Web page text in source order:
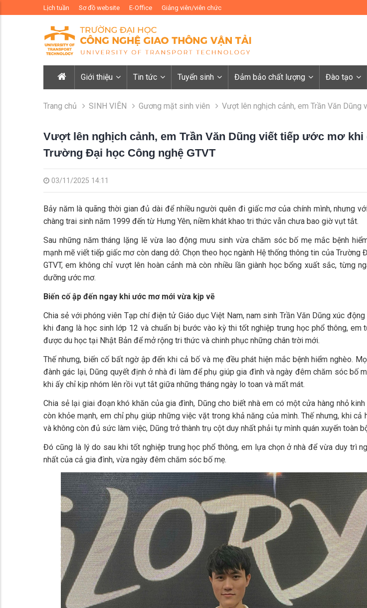
Lịch tuần Sơ đồ website E-Office Giảng viên/viên chức
Giới thiệu Tin tức Tuyển sinh Đảm bảo chất lượng Đào tạo
Trang chủ SINH VIÊN Gương mặt sinh viên Vượt lên nghịch cảnh, em Trần Văn
Vượt lên nghịch cảnh, em Trần Văn Dũng viết tiếp ước mơ khi
Trường Đại học Công nghệ GTVT
03/11/2025 14:11
Bảy năm là quãng thời gian đủ dài để nhiều người quên đi giấc mơ của chính mình, nhưng
chàng trai sinh năm 1999 đến từ Hưng Yên, niềm khát khao tri thức vẫn chưa bao giờ vụt tắt.
Sau những năm tháng lặng lẽ vừa lao động mưu sinh vừa chăm sóc bố mẹ mắc bệnh
mạnh mẽ viết tiếp giấc mơ còn dang dở. Chọn theo học ngành Hệ thống thông tin của Trường
GTVT, em không chỉ vượt lên hoàn cảnh mà còn nhiều lần giành học bổng xuất sắc, từng
dưỡng ước mơ.
Biến cố ập đến ngay khi ước mơ mới vừa kịp vẽ
Chia sẻ với phóng viên Tạp chí điện tử Giáo dục Việt Nam, nam sinh Trần Văn Dũng xúc
khi đang là học sinh lớp 12 và chuẩn bị bước vào kỳ thi tốt nghiệp trung học phổ thông, em
được du học tại Nhật Bản để mở rộng tri thức và chinh phục những chân trời mới.
Thế nhưng, biến cố bất ngờ ập đến khi cả bố và mẹ đều phát hiện mắc bệnh hiểm nghèo.
đành gác lại, Dũng quyết định ở nhà đi làm để phụ giúp gia đình và ngày đêm chăm sóc bố
khi ấy chỉ kịp nhóm lên rồi vụt tắt giữa những tháng ngày lo toan và mất mát.
Chia sẻ lại giai đoạn khó khăn của gia đình, Dũng cho biết nhà em có một cửa hàng nhỏ kinh
còn khỏe mạnh, em chỉ phụ giúp những việc vặt trong khả năng của mình. Thế nhưng, khi cả
và không còn đủ sức làm việc, Dũng trở thành trụ cột duy nhất phải tự mình quán xuyến toàn
Đó cũng là lý do sau khi tốt nghiệp trung học phổ thông, em lựa chọn ở nhà để vừa duy trì
nhất của cả gia đình, vừa ngày đêm chăm sóc bố mẹ.